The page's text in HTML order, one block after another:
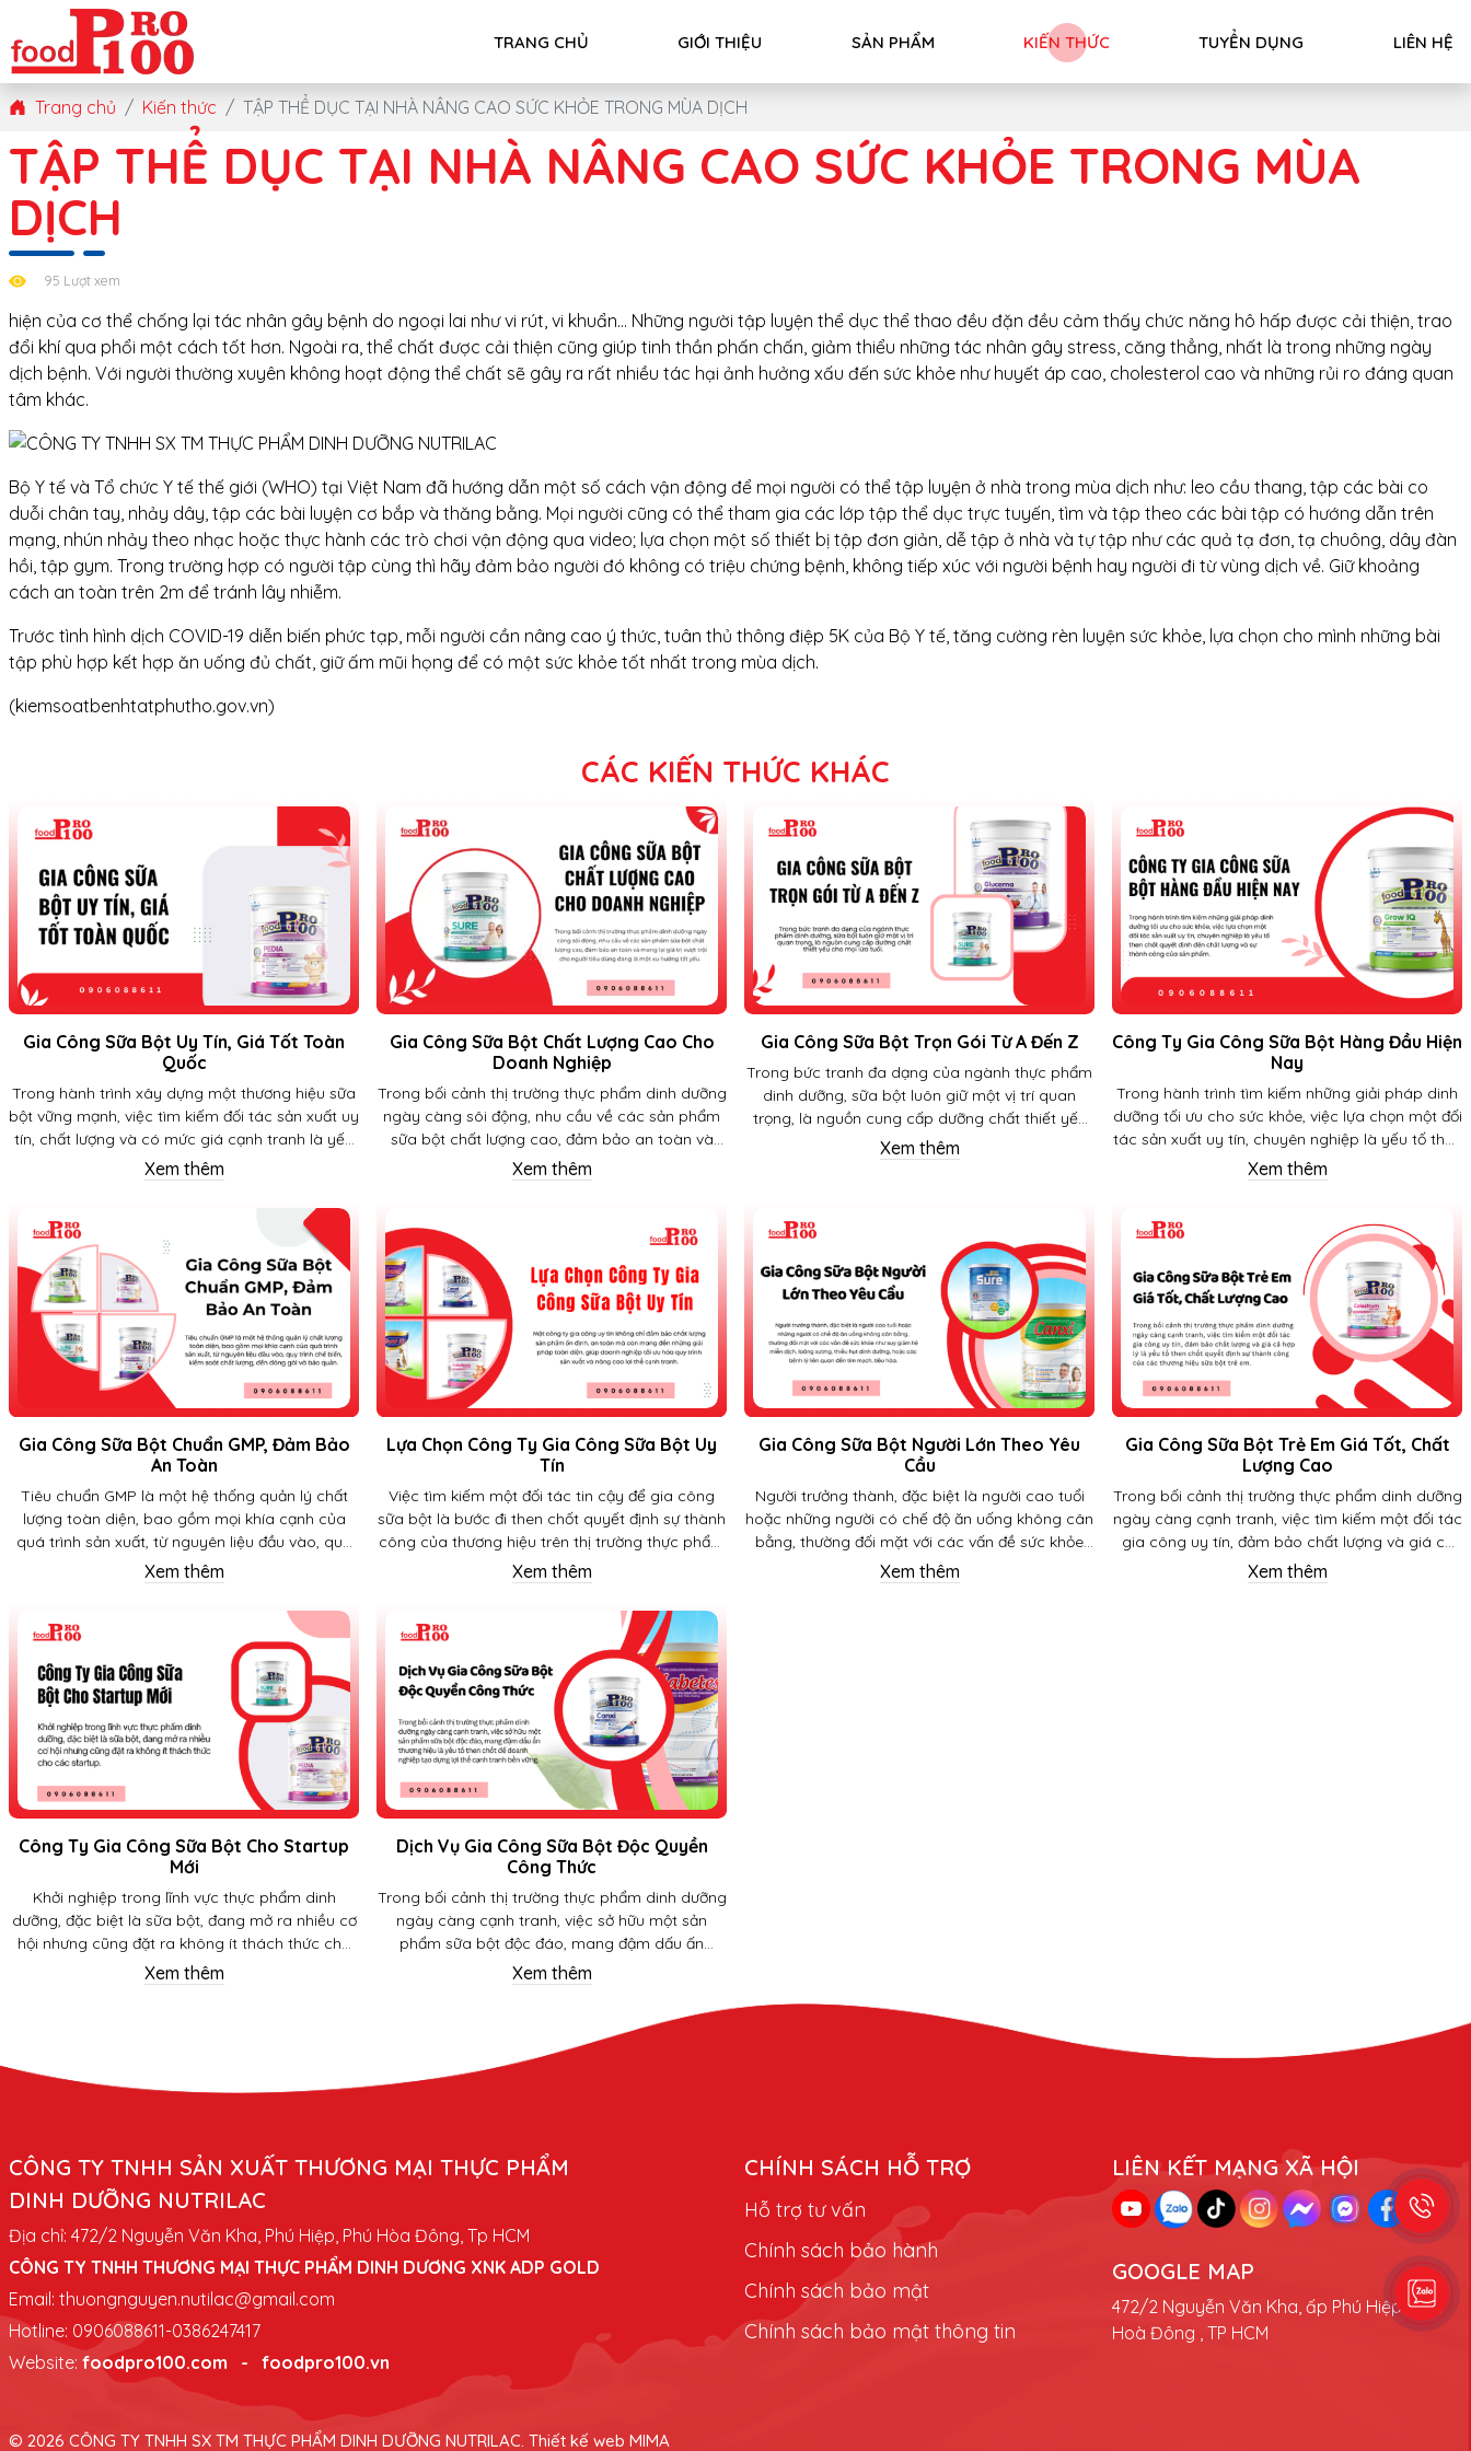
TRANG CHỦ GIỚI THIỆU SẢN PHẨM KIẾN THỨC TUYỂN DỤNG LIÊN HỆ
Trang chủ Kiến thức TẬP THỂ DỤC TẠI NHÀ NÂNG CAO SỨC KHỎE TRONG MÙA DỊCH
TẬP THỂ DỤC TẠI NHÀ NÂNG CAO SỨC KHỎE TRONG MÙA
DỊCH
95 Lượt xem
hiện của cơ thể chống lại tác nhân gây bệnh do ngoại lai như vi rút, vi khuẩn… Những người tập luyện thể dục thể thao đều đặn đều cảm thấy chức năng hô hấp được cải thiện, trao
đổi khí qua phổi một cách tốt hơn. Ngoài ra, thể chất được cải thiện cũng giúp tinh thần phấn chấn, giảm thiểu những tác nhân gây stress, căng thẳng, nhất là trong những ngày
dịch bệnh. Với người thường xuyên không hoạt động thể chất sẽ gây ra rất nhiều tác hại ảnh hưởng xấu đến sức khỏe như huyết áp cao, cholesterol cao và những rủi ro đáng quan
tâm khác.
Bộ Y tế và Tổ chức Y tế thế giới (WHO) tại Việt Nam đã hướng dẫn một số cách vận động để mọi người có thể tập luyện ở nhà trong mùa dịch như: leo cầu thang, tập các bài co
duỗi chân tay, nhảy dây, tập các bài luyện cơ bắp và thăng bằng. Mọi người cũng có thể tham gia các lớp tập thể dục trực tuyến, tìm và tập theo các bài tập có hướng dẫn trên
mạng, nhún nhảy theo nhạc hoặc thực hành các trò chơi vận động qua video; lựa chọn một số thiết bị tập đơn giản, dễ tập ở nhà và tự tập như các quả tạ đơn, tạ chuông, dây đàn
hồi, tập gym. Trong trường hợp có người tập cùng thì hãy đảm bảo người đó không có triệu chứng bệnh, không tiếp xúc với người bệnh hay người đi từ vùng dịch về. Giữ khoảng
cách an toàn trên 2m để tránh lây nhiễm.
Trước tình hình dịch COVID-19 diễn biến phức tạp, mỗi người cần nâng cao ý thức, tuân thủ thông điệp 5K của Bộ Y tế, tăng cường rèn luyện sức khỏe, lựa chọn cho mình những bài
tập phù hợp kết hợp ăn uống đủ chất, giữ ấm mũi họng để có một sức khỏe tốt nhất trong mùa dịch.
(kiemsoatbenhtatphutho.gov.vn)
CÁC KIẾN THỨC KHÁC
Gia Công Sữa Bột Uy Tín, Giá Tốt Toàn
Quốc
Trong hành trình xây dựng một thương hiệu sữa
bột vững mạnh, việc tìm kiếm đối tác sản xuất uy
tín, chất lượng và có mức giá cạnh tranh là yếu
tố then chốt quyết định sự thành bại. Hiểu rõ
điều này, chúng tôi mang đến bài viết này với
mong muốn đồng hành, chia sẻ và truyền cảm
hứng cho các doanh nghiệp đang khát khao
khẳng định vị thế trên thị trường thực phẩm dinh
dưỡng đầy tiềm năng.
Xem thêm
Gia Công Sữa Bột Chất Lượng Cao Cho
Doanh Nghiệp
Trong bối cảnh thị trường thực phẩm dinh dưỡng
ngày càng sôi động, nhu cầu về các sản phẩm
sữa bột chất lượng cao, đảm bảo an toàn và
mang lại giá trị vượt trội cho người tiêu dùng
đang là một xu hướng tất yếu. Đối với các doanh
sữa bột của riêng mình không chỉ đòi hỏi sự đầu
tư về chiến lược kinh doanh mà còn cần một đối
tác sản xuất uy tín, có năng lực để biến ý tưởng
thành hiện thực.
Xem thêm
Gia Công Sữa Bột Trọn Gói Từ A Đến Z
Trong bức tranh đa dạng của ngành thực phẩm
dinh dưỡng, sữa bột luôn giữ một vị trí quan
trọng, là nguồn cung cấp dưỡng chất thiết yếu
cho mọi lứa tuổi. Tuy nhiên, để đưa một sản
phẩm sữa bột chất lượng ra thị trường không
thiết yếu, mang đến giải pháp toàn diện cho
các doanh nghiệp mong muốn xây dựng
thương hiệu sữa bột của riêng mình.
Xem thêm
Công Ty Gia Công Sữa Bột Hàng Đầu Hiện
Nay
Trong hành trình tìm kiếm những giải pháp dinh
dưỡng tối ưu cho sức khỏe, việc lựa chọn một đối
tác sản xuất uy tín, chuyên nghiệp là yếu tố then
chốt quyết định đến chất lượng và sự thành
công của sản phẩm. Đặc biệt, với ngành hàng
tin và sự an toàn luôn được đặt lên hàng đầu,
việc tìm kiếm một "nhà kiến tạo" đẳng cấp
không hề dễ dàng.
Xem thêm
Gia Công Sữa Bột Chuẩn GMP, Đảm Bảo
An Toàn
Tiêu chuẩn GMP là một hệ thống quản lý chất
lượng toàn diện, bao gồm mọi khía cạnh của
quá trình sản xuất, từ nguyên liệu đầu vào, quy
trình chế biến, kiểm soát chất lượng, đến đóng
gói và bảo quản.
Xem thêm
Lựa Chọn Công Ty Gia Công Sữa Bột Uy
Tín
Việc tìm kiếm một đối tác tin cậy để gia công
sữa bột là bước đi then chốt quyết định sự thành
công của thương hiệu trên thị trường thực phẩm
dinh dưỡng đầy cạnh tranh. Một công ty gia
công uy tín không chỉ đảm bảo chất lượng sản
phẩm ổn định, an toàn mà còn mang đến những
giải pháp toàn diện, giúp doanh nghiệp tối ưu
hóa quy trình sản xuất và nâng cao lợi thế cạnh
tranh.
Xem thêm
Gia Công Sữa Bột Người Lớn Theo Yêu
Cầu
Người trưởng thành, đặc biệt là người cao tuổi
hoặc những người có chế độ ăn uống không cân
bằng, thường đối mặt với các vấn đề sức khỏe
như suy giảm hệ miễn dịch, loãng xương, thiếu
hụt dinh dưỡng, hoặc các bệnh lý liên quan đến
Xem thêm
Gia Công Sữa Bột Trẻ Em Giá Tốt, Chất
Lượng Cao
Trong bối cảnh thị trường thực phẩm dinh dưỡng
ngày càng cạnh tranh, việc tìm kiếm một đối tác
gia công uy tín, đảm bảo chất lượng và giá cả
hợp lý là yếu tố then chốt quyết định sự thành
công của các thương hiệu sữa bột trẻ em.
Xem thêm
Công Ty Gia Công Sữa Bột Cho Startup
Mới
Khởi nghiệp trong lĩnh vực thực phẩm dinh
dưỡng, đặc biệt là sữa bột, đang mở ra nhiều cơ
hội nhưng cũng đặt ra không ít thách thức cho
các startup. Một trong những yếu tố then chốt
quyết định sự thành bại của một thương hiệu
Xem thêm
Dịch Vụ Gia Công Sữa Bột Độc Quyền
Công Thức
Trong bối cảnh thị trường thực phẩm dinh dưỡng
ngày càng cạnh tranh, việc sở hữu một sản
phẩm sữa bột độc đáo, mang đậm dấu ấn
thương hiệu là yếu tố then chốt để doanh nghiệp
tạo dựng lợi thế cạnh tranh bền vững. Thay vì
đầu tư vào hệ thống nhà máy phức tạp, nhiều
công ty lựa chọn giải pháp Dịch Vụ Gia Công
Sữa Bột độc quyền theo công thức riêng.
Xem thêm
CÔNG TY TNHH SẢN XUẤT THƯƠNG MẠI THỰC PHẨM
DINH DƯỠNG NUTRILAC
Địa chỉ: 472/2 Nguyễn Văn Kha, Phú Hiệp, Phú Hòa Đông, Tp HCM
CÔNG TY TNHH THƯƠNG MẠI THỰC PHẨM DINH DƯƠNG XNK ADP GOLD
Email: thuongnguyen.nutilac@gmail.com
Hotline: 0906088611-0386247417
Website: foodpro100.com - foodpro100.vn
CHÍNH SÁCH HỖ TRỢ
Hỗ trợ tư vấn
Chính sách bảo hành
Chính sách bảo mật
Chính sách bảo mật thông tin
LIÊN KẾT MẠNG XÃ HỘI
GOOGLE MAP
472/2 Nguyễn Văn Kha, ấp Phú Hiệp , Phú
Hoà Đông , TP HCM
© 2026 CÔNG TY TNHH SX TM THỰC PHẨM DINH DƯỠNG NUTRILAC. Thiết kế web MIMA